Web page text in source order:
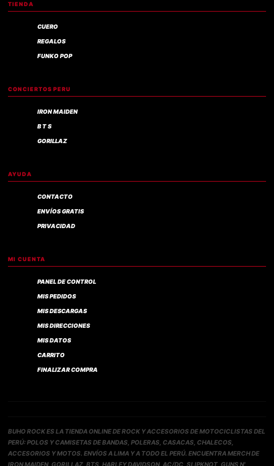
TIENDA
CUERO
REGALOS
FUNKO POP
CONCIERTOS PERU
IRON MAIDEN
B T S
GORILLAZ
AYUDA
CONTACTO
ENVÍOS GRATIS
PRIVACIDAD
MI CUENTA
PANEL DE CONTROL
MIS PEDIDOS
MIS DESCARGAS
MIS DIRECCIONES
MIS DATOS
CARRITO
FINALIZAR COMPRA
BUHO ROCK ES LA TIENDA ONLINE DE ROCK Y ACCESORIOS DE MOTOCICLISTAS DEL
PERÚ: POLOS Y CAMISETAS DE BANDAS, POLERAS, CASACAS, CHALECOS,
ACCESORIOS Y MOTOS. ENVÍOS A LIMA Y A TODO EL PERÚ. ENCUENTRA MERCH DE
IRON MAIDEN, GORILLAZ, BTS, HARLEY DAVIDSON, AC/DC, SLIPKNOT, GUNS N'